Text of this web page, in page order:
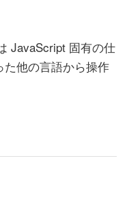
JavaScript 固有の仕
他の言語から操作